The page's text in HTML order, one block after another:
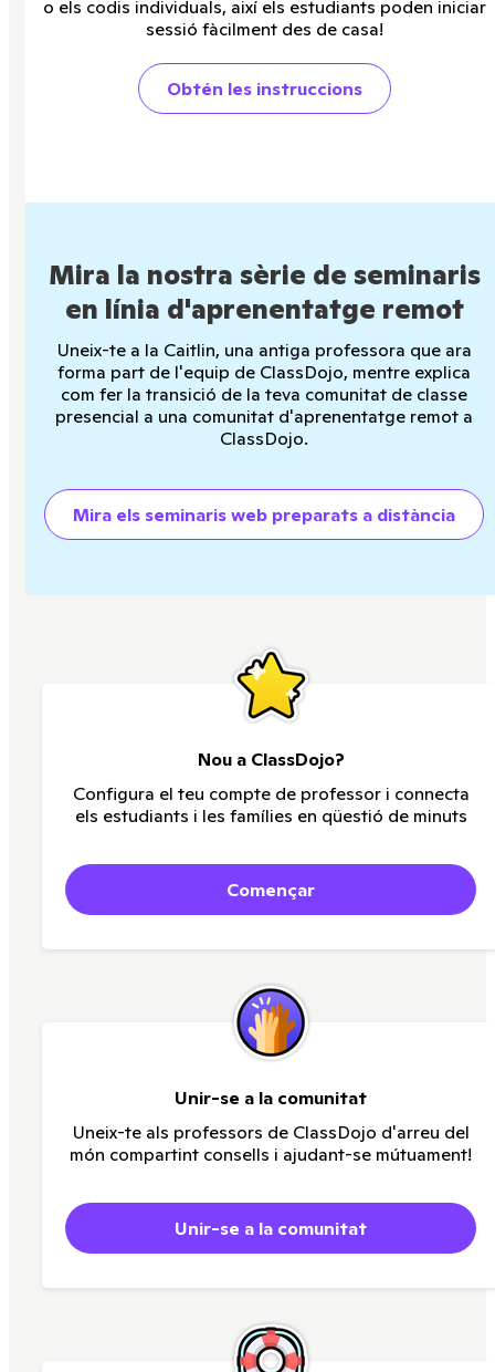
o els codis individuals, així els estudiants poden iniciar
sessió fàcilment des de casa!
Obtén les instruccions
Mira la nostra sèrie de seminaris
en línia d'aprenentatge remot
Uneix-te a la Caitlin, una antiga professora que ara
forma part de l'equip de ClassDojo, mentre explica
com fer la transició de la teva comunitat de classe
presencial a una comunitat d'aprenentatge remot a
ClassDojo.
Mira els seminaris web preparats a distància
Nou a ClassDojo?
Configura el teu compte de professor i connecta
els estudiants i les famílies en qüestió de minuts
Començar
Unir-se a la comunitat
Uneix-te als professors de ClassDojo d'arreu del
món compartint consells i ajudant-se mútuament!
Unir-se a la comunitat